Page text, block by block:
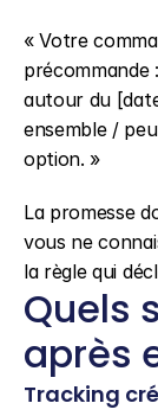
« Votre
précommande
autour du
ensemble /
option. »
La promesse
vous ne
la règle qui
Quels
après
Tracking